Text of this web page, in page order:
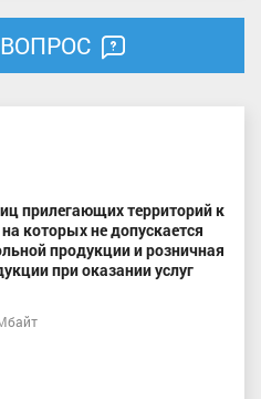
прилегающих территорий к
которых не допускается
продукции и розничная
при оказании услуг